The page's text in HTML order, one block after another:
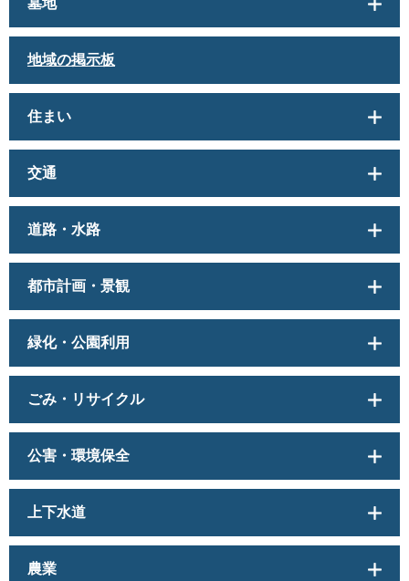
墓地
地域の掲示板
住まい
交通
道路・水路
都市計画・景観
緑化・公園利用
ごみ・リサイクル
公害・環境保全
上下水道
農業